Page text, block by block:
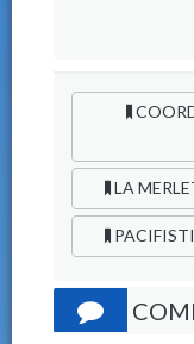
LA
PACIFISTI